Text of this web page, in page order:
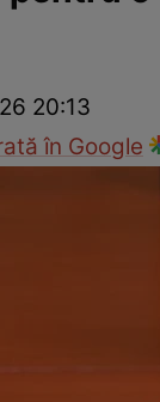
20:13
în Google